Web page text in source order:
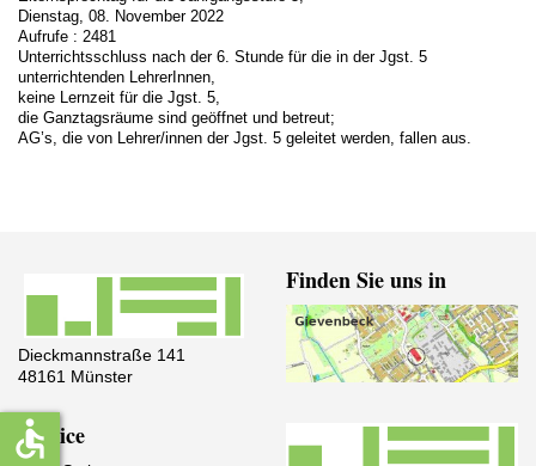
Dienstag, 08. November 2022
Aufrufe : 2481
Unterrichtsschluss nach der 6. Stunde für die in der Jgst. 5
unterrichtenden LehrerInnen,
keine Lernzeit für die Jgst. 5,
die Ganztagsräume sind geöffnet und betreut;
AG’s, die von Lehrer/innen der Jgst. 5 geleitet werden, fallen aus.
Dieckmannstraße 141
48161 Münster
Finden Sie uns in
Service
accessible